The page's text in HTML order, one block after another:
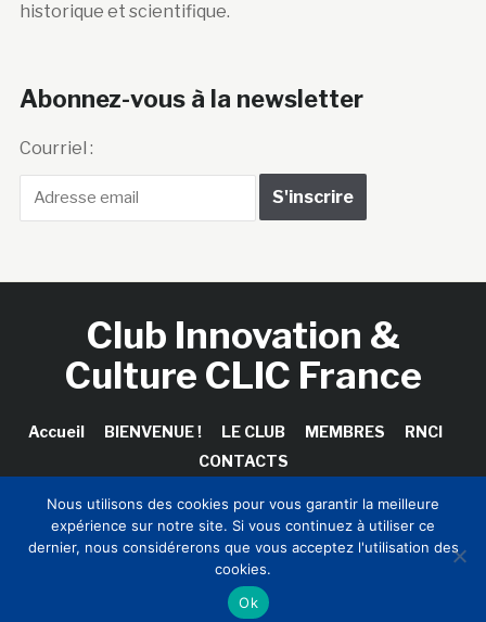
historique et scientifique.
Abonnez-vous à la newsletter
Courriel :
Club Innovation &
Culture CLIC France
Accueil BIENVENUE ! LE CLUB MEMBRES
RNCI
CONTACTS
Copyright © 2026 Club Innovation & Culture CLIC France /
Sinapses Conseils
Nous utilisons des cookies pour vous garantir la meilleure
expérience sur notre site. Si vous continuez à utiliser ce
dernier, nous considérerons que vous acceptez l'utilisation des
cookies.
Ok